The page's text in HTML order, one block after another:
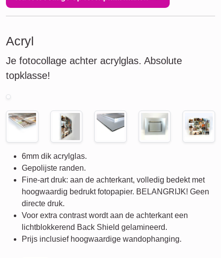
Acryl
Je fotocollage achter acrylglas. Absolute
topklasse!
6mm dik acrylglas.
Gepolijste randen.
Fine-art druk: aan de achterkant, volledig bedekt met
hoogwaardig bedrukt fotopapier. BELANGRIJK! Geen
directe druk.
Voor extra contrast wordt aan de achterkant een
lichtblokkerend Back Shield gelamineerd.
Prijs inclusief hoogwaardige wandophanging.